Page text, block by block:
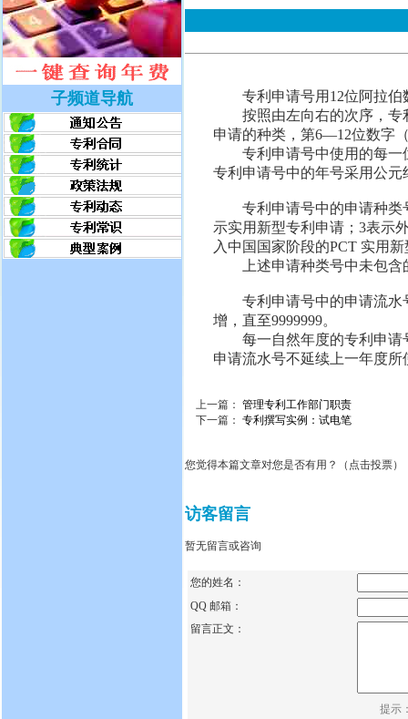
子频道导航
专利申请号用12位阿拉伯
按照由左向右的次序，专
申请的种类，第6—12位数字
专利申请号中使用的每一
专利申请号中的年号采用公元
专利申请号中的申请种
示实用新型专利申请；3表示
入中国国家阶段的PCT 实用
上述申请种类号中未包含
专利申请号中的申请流水
增，直至9999999。
每一自然年度的专利申请号
申请流水号不延续上一年度所
上一篇： 管理专利工作部门职责
下一篇： 专利撰写实例：试电笔
您觉得本篇文章对您是否有用？（点击投票）
访客留言
暂无留言或咨询
您的姓名：
QQ 邮箱：
留言正文：
提示